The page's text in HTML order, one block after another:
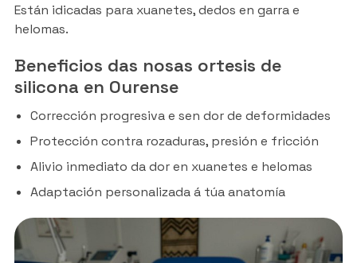
Están idicadas para xuanetes, dedos en garra e
helomas.
Beneficios das nosas ortesis de
silicona en Ourense
Corrección progresiva e sen dor de deformidades
Protección contra rozaduras, presión e fricción
Alivio inmediato da dor en xuanetes e helomas
Adaptación personalizada á túa anatomía